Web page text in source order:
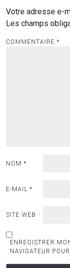
Votre adresse e-
Les champs
COMMENTAIRE *
NOM *
E-MAIL *
SITE WEB
ENREGISTRER
NAVIGATEUR